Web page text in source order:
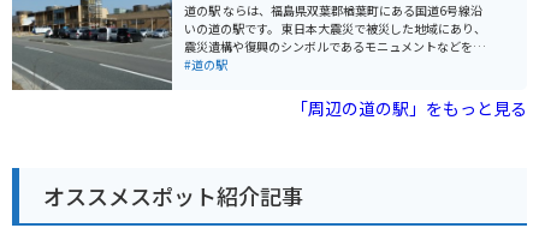
道の駅 ならは、福島県双葉郡楢葉町にある国道6号線沿
いの道の駅です。 東日本大震災で被災した地域にあり、
震災遺構や復興のシンボルであるモニュメントなどを見
学することができます。 地元の新鮮な野菜や果物を販売
使った商品を販売するお土産コーナーもあります。 レス
トランでは、地元産の食材を使った料理を楽しむことが
る場所です。
#道の駅
「周辺の道の駅」をもっと見る
オススメスポット紹介記事